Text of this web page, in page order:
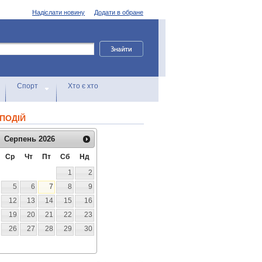
Додати в обране
Надіслати новину
Спорт Хто є хто
Серпень 2026
Ср Чт Пт Сб
Нд
1
2
5 6 7 8
9
12 13 14 15
16
19 20 21 22
23
26 27 28 29
30